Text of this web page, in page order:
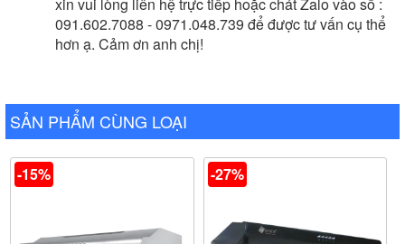
Ảnh giấy chứng nhận Nội Thất Nam Anh là đại lý cấp I
của thương hiệu
do công ty Batani cung cấp
091.602.7088 - 0971.048.739 để được tư vấn cụ thể
hơn ạ. Cảm ơn anh chị!
SẢN PHẨM CÙNG LOẠI
-15% -27%